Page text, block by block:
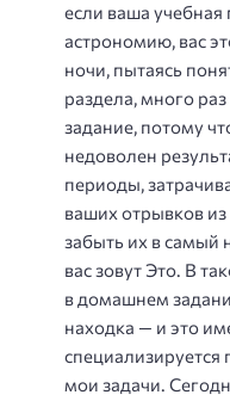
если ваша
астрономию, вас
ночи, пытаясь
раздела, много
задание, потому
недоволен
периоды,
ваших отрывков
забыть их в
вас зовут Это. В
в домашнем
находка — и это
мои задачи.